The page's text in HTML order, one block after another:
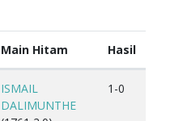
Main Hitam Hasil
ISMAIL
DALIMUNTHE
1-0